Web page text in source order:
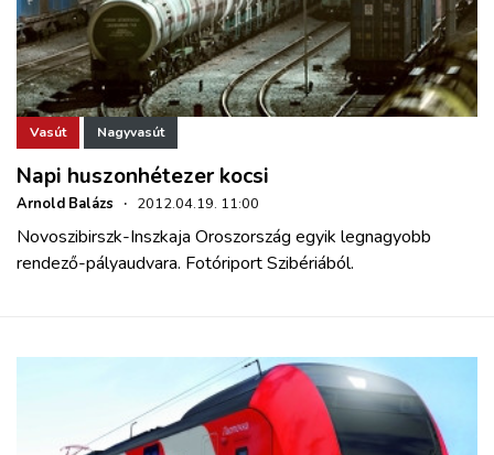
Vasút Nagyvasút
Napi huszonhétezer kocsi
Arnold Balázs · 2012.04.19. 11:00
Novoszibirszk-Inszkaja Oroszország egyik legnagyobb
rendező-pályaudvara. Fotóriport Szibériából.